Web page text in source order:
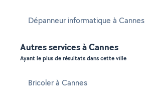
Dépanneur informatique à Cannes
Autres services à Cannes
Ayant le plus de résultats dans cette ville
Bricoler à Cannes